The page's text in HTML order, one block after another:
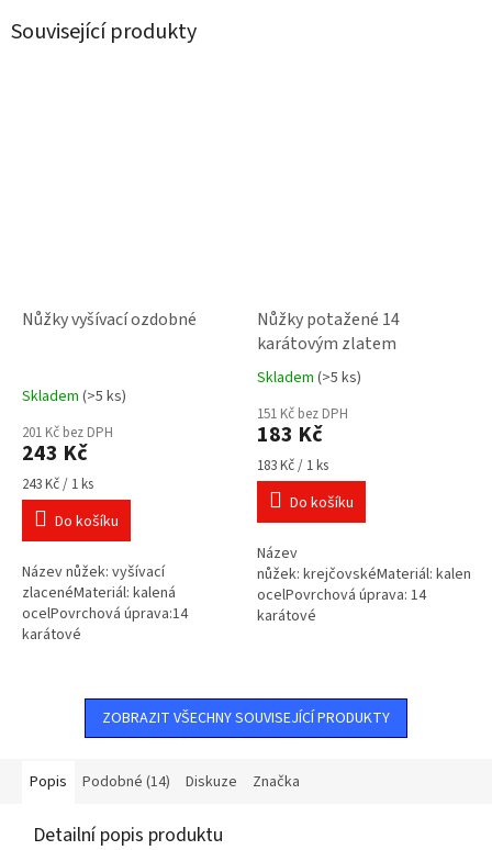
Související produkty
Nůžky vyšívací ozdobné
Skladem (>5 ks)
201 Kč bez DPH
243 Kč
Měrná
cena:
243 Kč / 1 ks
Do košíku
Název nůžek: vyšívací
zlacenéMateriál: kalená
ocelPovrchová úprava:14
karátové
Nůžky potažené 14
karátovým zlatem
Průměrné
hodnocení
produktu
je
4,0
z
hvězdiček.
Skladem (>5 ks)
151 Kč bez DPH
183 Kč
Měrná
cena:
183 Kč / 1 ks
Do košíku
Název
nůžek: krejčovskéMateriál: kalená
ocelPovrchová úprava: 14
karátové
ZOBRAZIT VŠECHNY SOUVISEJÍCÍ PRODUKTY
Popis Podobné (14) Diskuze Značka
Detailní popis produktu